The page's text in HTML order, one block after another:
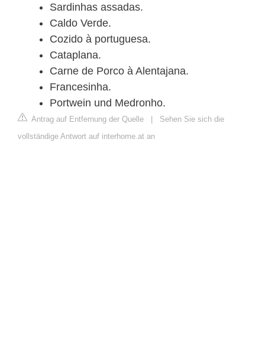
Sardinhas assadas.
Caldo Verde.
Cozido à portuguesa.
Cataplana.
Carne de Porco à Alentajana.
Francesinha.
Portwein und Medronho.
Antrag auf Entfernung der Quelle | Sehen Sie sich die
vollständige Antwort auf interhome.at an